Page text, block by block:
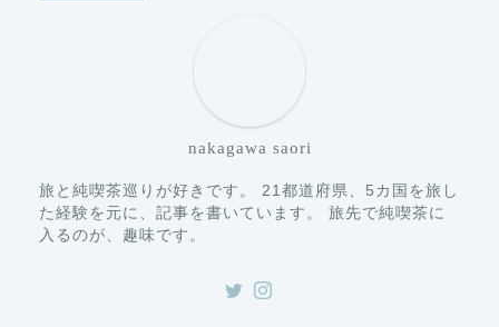
nakagawa saori
旅と純喫茶巡りが好きです。 21都道府県、5カ国を旅し
た経験を元に、記事を書いています。 旅先で純喫茶に
入るのが、趣味です。